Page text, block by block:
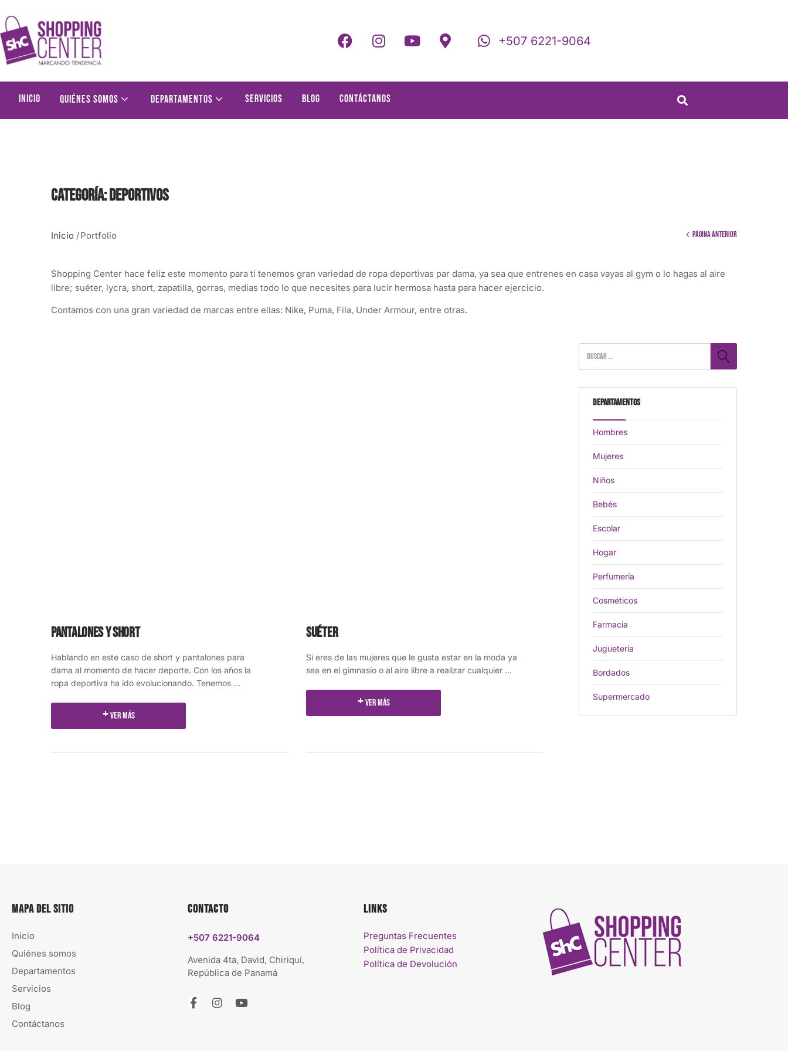
+507 6221-9064
Inicio Quiénes somos Departamentos Servicios Blog Contáctanos
Categoría:Deportivos
Inicio /Portfolio Página anterior
Shopping Center hace feliz este momento para ti tenemos gran variedad de ropa deportivas par dama, ya sea que entrenes en casa vayas al gym o lo hagas al aire
libre; suéter, lycra, short, zapatilla, gorras, medias todo lo que necesites para lucir hermosa hasta para hacer ejercicio.
Contamos con una gran variedad de marcas entre ellas: Nike, Puma, Fila, Under Armour, entre otras.
Departamentos
Hombres
Mujeres
Niños
Bebés
Escolar
Hogar
Perfumería
Cosméticos
Farmacia
Juguetería
Bordados
Supermercado
Pantalones y Short
Hablando en este caso de short y pantalones para
dama al momento de hacer deporte. Con los años la
ropa deportiva ha ido evolucionando. Tenemos ...
Ver más
Suéter
Si eres de las mujeres que le gusta estar en la moda ya
sea en el gimnasio o al aire libre a realizar cualquier ...
Ver más
Mapa del sitio
Inicio
Quiénes somos
Departamentos
Servicios
Blog
Contáctanos
Contacto
+507 6221-9064
Avenida 4ta, David, Chiriquí,
República de Panamá
Links
Preguntas Frecuentes
Política de Privacidad
Política de Devolución